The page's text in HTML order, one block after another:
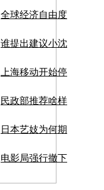
全球经济自由度
谁提出建议小沈
上海移动开始停
民政部推荐啥样
日本艺妓为何期
电影局强行撤下